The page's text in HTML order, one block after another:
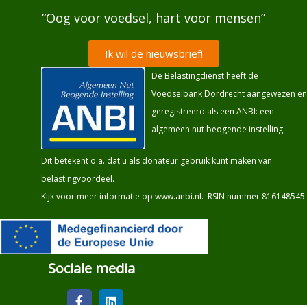
“Oog voor voedsel, hart voor mensen”
Ik wil de nieuwsbrief!
De Belastingdienst heeft de
Voedselbank Dordrecht aangewezen en
geregistreerd als een ANBI: een
algemeen nut beogende instelling.
Dit betekent o.a. dat u als donateur gebruik kunt maken van
belastingvoordeel.
Kijk voor meer informatie op www.anbi.nl. RSIN nummer 816148545
Sociale media